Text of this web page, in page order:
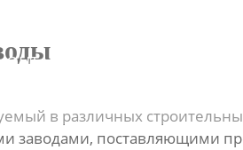
в различных
заводами, поставляющими